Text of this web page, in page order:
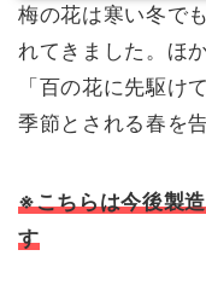
梅の花は寒い冬で
れてきました。ほ
「百の花に先駆け
季節とされる春を
※こちらは今後製
す